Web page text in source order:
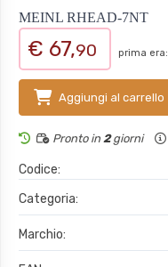
MEINL RHEAD-7NT
€ 67,90 prima era:
Aggiungi al carrello
Pronto in 2giorni
Codice:
Categoria:
Marchio: